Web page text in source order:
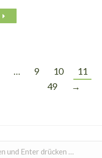
… 9 10 11
49
→